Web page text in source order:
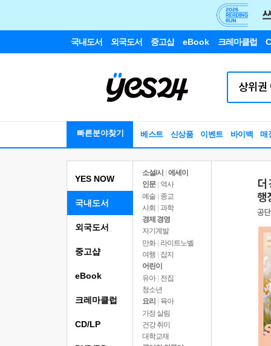
국내도서 외국도서 중고샵 eBook 크레마클럽
빠른분야찾기 베스트 신상품 이벤트 바이백 매
YES NOW
국내도서
소설/시
에세이
인문
역사
예술 | 종교
사회 | 과학
경제 경영
자기계발
만화 | 라이트노벨
여행
잡지
어린이
유아 | 전집
청소년
요리
육아
가정 살림
건강 취미
대학교재
외국도서
중고샵
eBook
크레마클럽
CD/LP